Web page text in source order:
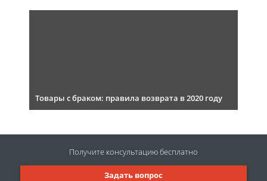
Товары с браком: правила возврата в 2020 году
Задать вопрос
Получите консультациюбесплатно